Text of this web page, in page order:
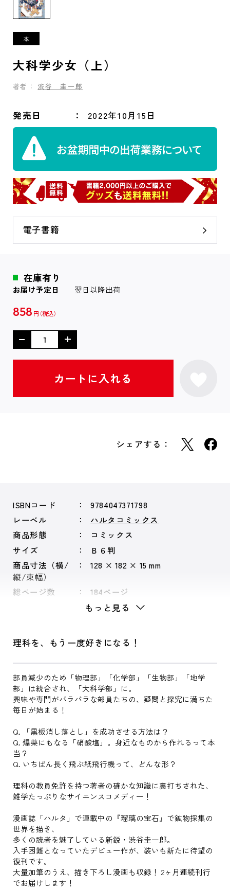
大科学少女（上）
著者： 渋谷 圭一郎
発売日 2022年10月15日
電子書籍
在庫有り
お届け予定日 翌日以降出荷
858 円
シェアする：
ISBNコード
9784047371798
レーベル
ハルタコミックス
商品形態
コミックス
サイズ
Ｂ６判
商品寸法（横/
縦/束幅）
128 × 182 × 15 mm
総ページ数 184ページ
もっと見る
理科を、もう一度好きになる！
部員減少のため「物理部」「化学部」「生物部」「地学
部」は統合され、「大科学部」に。
興味や専門がバラバラな部員たちの、疑問と探究に満ちた
毎日が始まる！
Q. 「黒板消し落とし」を成功させる方法は？
Q. 爆薬にもなる「硝酸塩」。身近なものから作れるって本
当？
Q. いちばん長く飛ぶ紙飛行機って、どんな形？
理科の教員免許を持つ著者の確かな知識に裏打ちされた、
雑学たっぷりなサイエンスコメディー！
漫画誌「ハルタ」で連載中の『瑠璃の宝石』で鉱物採集の
世界を描き、
多くの読者を魅了している新鋭・渋谷圭一郎。
入手困難となっていたデビュー作が、装いも新たに待望の
復刊です。
大量加筆のうえ、描き下ろし漫画も収録！ 2ヶ月連続刊行
でお届けします！